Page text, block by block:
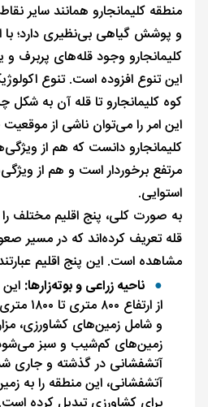
منطقه کلیمانجارو همانند سایر
و پوشش گیاهی بی‌نظیری دارد؛ با
کلیمانجارو وجود قله‌های پربرف
این تنوع افزوده است. تنوع
کوه کلیمانجارو تا قله آن به
این امر را می‌توان ناشی از
کلیمانجارو دانست که هم از
مرتفع برخوردار است و هم از
استوایی.
به صورت کلی، پنج اقلیم مختلف را
قله تعریف کرده‌اند که در مسیر
مشاهده است. این پنج اقلیم
ناحیه زراعی و بوته‌زارها:
از
و شامل زمین‌های کشاورزی،
زمین‌های کم‌شیب و سبز
آتشفشانی در گذشته و جاری
آتشفشانی، این منطقه را به